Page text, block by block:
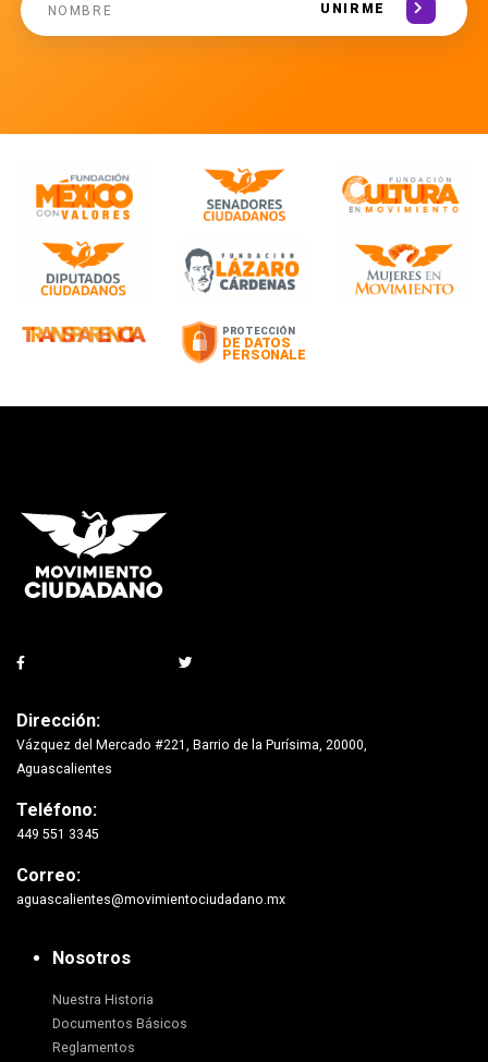
UNIRME
Dirección:
Vázquez del Mercado #221, Barrio de la Purísima, 20000,
Aguascalientes
Teléfono:
449 551 3345
Correo:
aguascalientes@movimientociudadano.mx
Nosotros
Nuestra Historia
Documentos Básicos
Reglamentos